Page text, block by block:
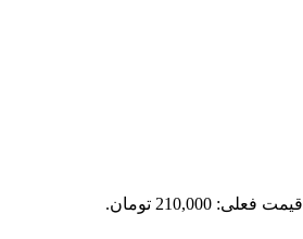
قیمت فعلی: 210,000 تومان.